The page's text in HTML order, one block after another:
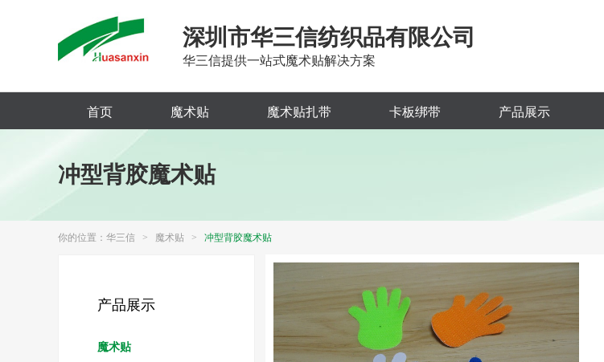
深圳市华三信纺织品有限公司
华三信提供一站式魔术贴解决方案
首页 魔术贴 魔术贴扎带 卡板绑带 产品展示
冲型背胶魔术贴
你的位置： 华三信 > 魔术贴 > 冲型背胶魔术贴
产品展示
魔术贴